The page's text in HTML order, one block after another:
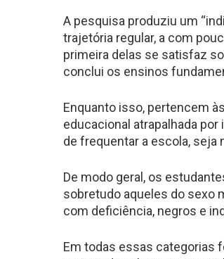
A pesquisa produziu um
trajetória regular, a com
primeira delas se satisfaz
conclui os ensinos
Enquanto isso, pertencem
educacional atrapalhada
de frequentar a escola, seja
De modo geral, os
sobretudo aqueles do sexo
com deficiência, negros e
Em todas essas categorias